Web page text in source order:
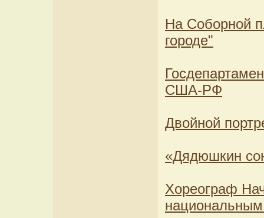
На Соборной
городе"
США-РФ
Двойной
«Дядюшкин
Хореограф